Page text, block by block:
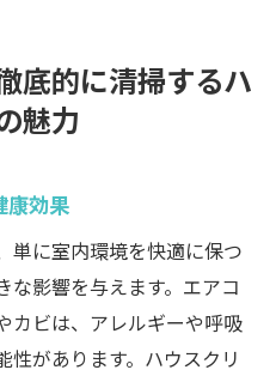
底的に清掃するハ
魅力
康効果
単に室内環境を快適に保つ
な影響を与えます。エアコ
カビは、アレルギーや呼吸
があります。ハウスクリ